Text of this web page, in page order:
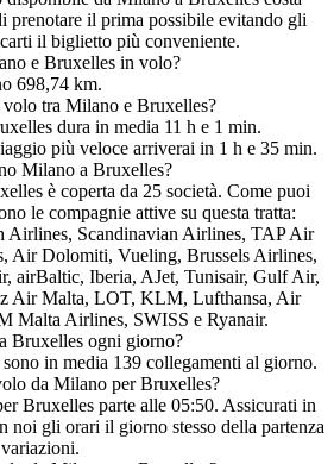
prenotare il prima possibile evitando gli
il biglietto più conveniente.
e Bruxelles in volo?
698,74 km.
tra Milano e Bruxelles?
dura in media 11 h e 1 min.
più veloce arriverai in 1 h e 35 min.
Milano a Bruxelles?
è coperta da 25 società. Come puoi
le compagnie attive su questa tratta:
Airlines, Scandinavian Airlines, TAP Air
Air Dolomiti, Vueling, Brussels Airlines,
airBaltic, Iberia, AJet, Tunisair, Gulf Air,
Air Malta, LOT, KLM, Lufthansa, Air
Malta Airlines, SWISS e Ryanair.
Bruxelles ogni giorno?
in media 139 collegamenti al giorno.
da Milano per Bruxelles?
Bruxelles parte alle 05:50. Assicurati in
noi gli orari il giorno stesso della partenza